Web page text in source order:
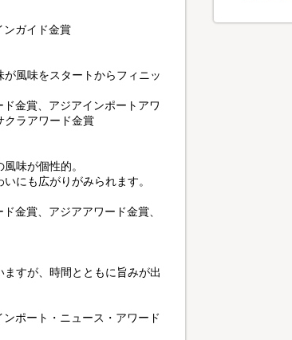
ガイド金賞
風味をスタートからフィニッ
金賞、アジアインポートアワ
クラアワード金賞
味が個性的。
にも広がりがみられます。
金賞、アジアアワード金賞、
すが、時間とともに旨みが出
ポート・ニュース・アワード